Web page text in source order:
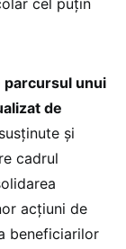
cel puțin
parcursul unui
de
şi
cadrul
acţiuni de
beneficiarilor